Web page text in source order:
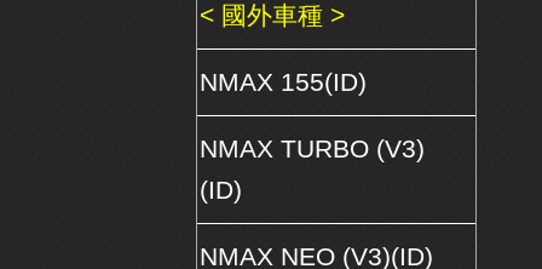
< 國外車種 >
NMAX 155(ID)
NMAX TURBO (V3)
(ID)
NMAX NEO (V3)(ID)